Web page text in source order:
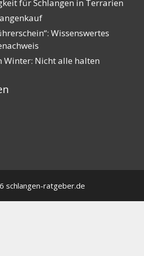
für Schlangen in Terrarien
Wissenswertes
Winter: Nicht alle halten
schlangen-ratgeber.de